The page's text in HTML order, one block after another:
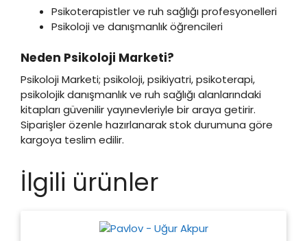
Psikoterapistler ve ruh sağlığı profesyonelleri
Psikoloji ve danışmanlık öğrencileri
Neden Psikoloji Marketi?
Psikoloji Marketi; psikoloji, psikiyatri, psikoterapi,
psikolojik danışmanlık ve ruh sağlığı alanlarındaki
kitapları güvenilir yayınevleriyle bir araya getirir.
Siparişler özenle hazırlanarak stok durumuna göre
kargoya teslim edilir.
İlgili ürünler